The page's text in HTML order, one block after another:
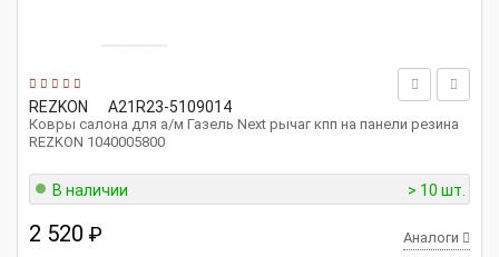
REZKON A21R23-5109014
Ковры салона для а/м Газель Next рычаг кпп на панели резина
REZKON 1040005800
В наличии > 10 шт.
2 520 ₽ Аналоги